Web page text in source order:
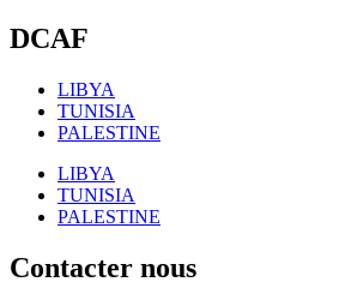
DCAF
LIBYA
TUNISIA
PALESTINE
LIBYA
TUNISIA
PALESTINE
Contacter nous